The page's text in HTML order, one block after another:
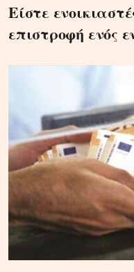
Είστε
επιστροφή ενός